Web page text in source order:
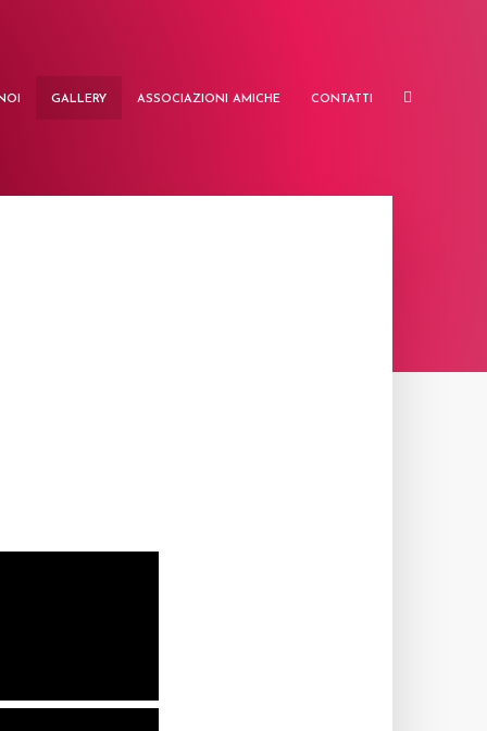
GALLERY ASSOCIAZIONI AMICHE CONTATTI